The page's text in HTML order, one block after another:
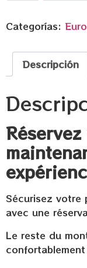
Categorías:
Descripción
Sécurisez votre
avec une
Le reste du